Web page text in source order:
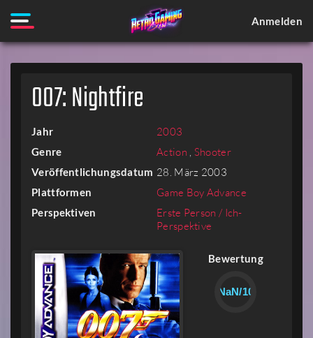
Anmelden
007: Nightfire
Jahr 2003
Genre Action , Shooter
Veröffentlichungsdatum 28. März 2003
Plattformen Game Boy Advance
Perspektiven
Erste Person / Ich-
Perspektive
Bewertung
NaN/10